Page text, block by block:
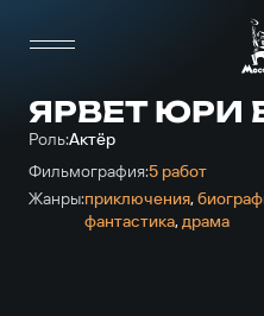
ЯРВЕТ ЮРИ
Роль:Актёр
Фильмография:5 работ
Жанры:приключе­ния,
фантастика,драма